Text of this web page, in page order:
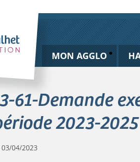
MON AGGLO
61-Demande
2023-2025
03/04/2023